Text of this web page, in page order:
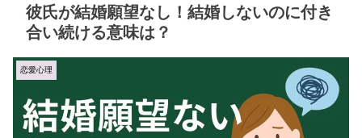
彼氏が結婚願望なし！結婚しないのに付き
合い続ける意味は？
恋愛心理